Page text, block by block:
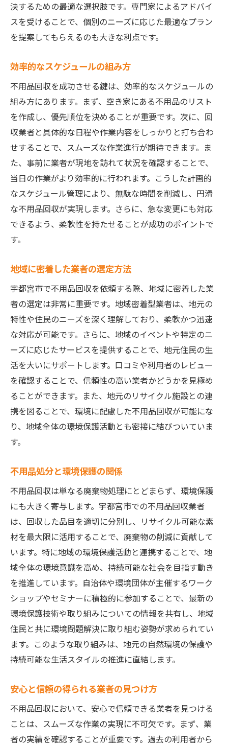
決するための最適な選択肢です。専門家によるアドバイ
スを受けることで、個別のニーズに応じた最適なプラン
を提案してもらえるのも大きな利点です。
効率的なスケジュールの組み方
不用品回収を成功させる鍵は、効率的なスケジュールの
組み方にあります。まず、空き家にある不用品のリスト
を作成し、優先順位を決めることが重要です。次に、回
収業者と具体的な日程や作業内容をしっかりと打ち合わ
せすることで、スムーズな作業進行が期待できます。ま
た、事前に業者が現地を訪れて状況を確認することで、
当日の作業がより効率的に行われます。こうした計画的
なスケジュール管理により、無駄な時間を削減し、円滑
な不用品回収が実現します。さらに、急な変更にも対応
できるよう、柔軟性を持たせることが成功のポイントで
す。
地域に密着した業者の選定方法
宇都宮市で不用品回収を依頼する際、地域に密着した業
者の選定は非常に重要です。地域密着型業者は、地元の
特性や住民のニーズを深く理解しており、柔軟かつ迅速
な対応が可能です。さらに、地域のイベントや特定のニ
ーズに応じたサービスを提供することで、地元住民の生
活を大いにサポートします。口コミや利用者のレビュー
を確認することで、信頼性の高い業者かどうかを見極め
ることができます。また、地元のリサイクル施設との連
携を図ることで、環境に配慮した不用品回収が可能にな
り、地域全体の環境保護活動とも密接に結びついていま
す。
不用品処分と環境保護の関係
不用品回収は単なる廃棄物処理にとどまらず、環境保護
にも大きく寄与します。宇都宮市での不用品回収業者
は、回収した品目を適切に分別し、リサイクル可能な素
材を最大限に活用することで、廃棄物の削減に貢献して
います。特に地域の環境保護活動と連携することで、地
域全体の環境意識を高め、持続可能な社会を目指す動き
を推進しています。自治体や環境団体が主催するワーク
ショップやセミナーに積極的に参加することで、最新の
環境保護技術や取り組みについての情報を共有し、地域
住民と共に環境問題解決に取り組む姿勢が求められてい
ます。このような取り組みは、地元の自然環境の保護や
持続可能な生活スタイルの推進に直結します。
安心と信頼の得られる業者の見つけ方
不用品回収において、安心で信頼できる業者を見つける
ことは、スムーズな作業の実現に不可欠です。まず、業
者の実績を確認することが重要です。過去の利用者から